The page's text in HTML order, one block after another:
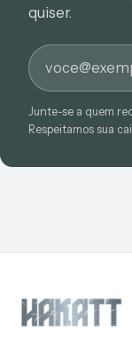
quiser.
E-mail
Junte-se a quem
Respeitamos sua